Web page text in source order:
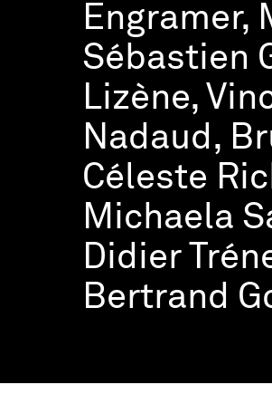
Engramer,
Sébastien
Lizène,
Nadaud,
Céleste
Michaela
Didier
Bertrand